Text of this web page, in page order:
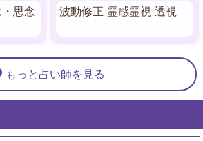
思念
波動修正 霊感霊視 透視
もっと占い師を見る